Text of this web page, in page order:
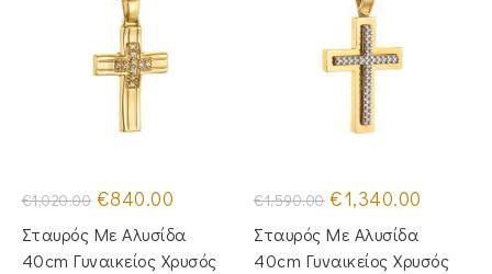
€1,020.00 Original
price
was:
€1,020.00.
€840.00
τιμή
είναι:
€840.00.
Σταυρός Mε Aλυσίδα
40cm Γυναικείος Χρυσός
€1,590.00 Original
price
was:
€1,590.00.
€1,340.00
Σταυρός Με Αλυσίδα
40cm Γυναικείος Χρυσός